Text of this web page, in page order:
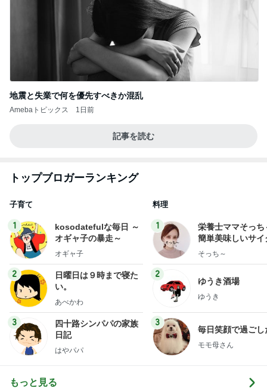
地震と失業で何を優先すべきか混乱
Amebaトピックス 1日前
記事を読む
トップブロガーランキング
子育て
1
kosodatefulな毎日 ～
オギャ子の暴走～
オギャ子
2
日曜日は９時まで寝た
い。
あべかわ
3
四十路シンパパの家族
日記
はやパパ
料理
1
栄養士ママそっち
簡単美味しいサイ
献立
そっち～
2
ゆうき酒場
ゆうき
3
毎日笑顔で過ごし
モモ母さん
もっと見る